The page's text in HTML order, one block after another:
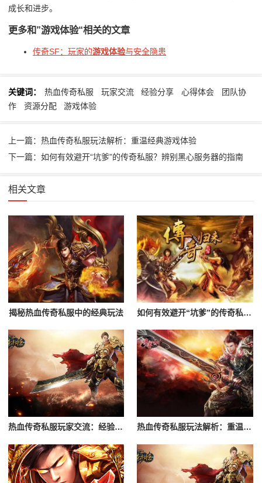
成长和进步。
更多和”游戏体验“相关的文章
传奇SF：玩家的游戏体验与安全隐患
关键词： 热血传奇私服 玩家交流 经验分享 心得体会
团队协
作
资源分配 游戏体验
上一篇：热血传奇私服玩法解析：重温经典游戏体验
下一篇：如何有效避开“坑爹”的传奇私服？辨别黑心服务器的指南
相关文章
揭秘热血传奇私服中的经典玩法 如何有效避开“坑爹”的传奇私服？辨别黑心服务器的指南
热血传奇私服玩家交流：经验分享与心得 热血传奇私服玩法解析：重温经典游戏体验